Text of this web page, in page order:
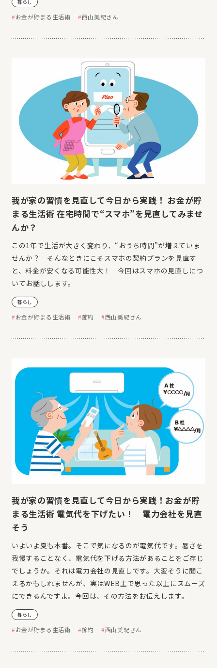
暮らし
お金が貯まる生活術 西山美紀さん
我が家の習慣を見直して今日から実践！ お金が貯
まる生活術 在宅時間で“スマホ”を見直してみませ
んか？
この1年で生活が大きく変わり、“おうち時間”が増えていま
せんか？ そんなときにこそスマホの契約プランを見直す
と、料金が安くなる可能性大！ 今回はスマホの見直しにつ
いてお話しします。
暮らし
お金が貯まる生活術 節約 西山美紀さん
我が家の習慣を見直して今日から実践！お金が貯
まる生活術 電気代を下げたい！ 電力会社を見直
そう
いよいよ夏も本番。そこで気になるのが電気代です。暑さを
我慢することなく、電気代を下げる方法があることをご存じ
でしょうか。それは電力会社の見直しです。大変そうに聞こ
えるかもしれませんが、実はWEB上で思った以上にスムーズ
にできるんですよ。今回は、その方法をお伝えします。
暮らし
お金が貯まる生活術 節約 西山美紀さん